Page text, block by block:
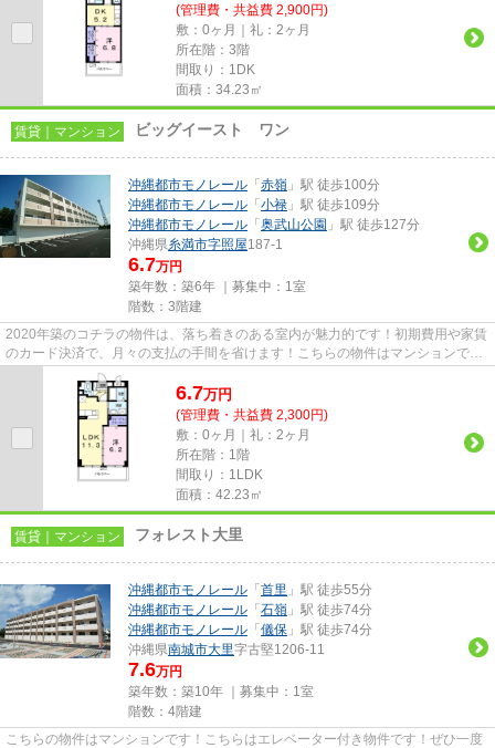
(管理費・共益費 2,900円)
敷：0ヶ月｜礼：2ヶ月
所在階：3階
間取り：1DK
面積：34.23㎡
賃貸｜マンション ビッグイースト ワン
沖縄都市モノレール 「 赤嶺 」駅 徒歩100分
沖縄都市モノレール 「 小禄 」駅 徒歩109分
沖縄都市モノレール 「 奥武山公園 」駅 徒歩127分
沖縄県糸満市字照屋187-1
6.7万円
築年数：築6年 ｜募集中： 1室
階数：3階建
2020年築のコチラの物件は、落ち着きのある室内が魅力的です！初期費用や家賃
のカード決済で、月々の支払の手間を省けます！こちらの物件はマンションで
す！当社イチオシの物件の「ビ...
6.7万円
(管理費・共益費 2,300円)
敷：0ヶ月｜礼：2ヶ月
所在階：1階
間取り：1LDK
面積：42.23㎡
賃貸｜マンション フォレスト大里
沖縄都市モノレール 「 首里 」駅 徒歩55分
沖縄都市モノレール 「 石嶺 」駅 徒歩74分
沖縄都市モノレール 「 儀保 」駅 徒歩74分
沖縄県南城市大里字古堅1206-11
7.6万円
築年数：築10年 ｜募集中： 1室
階数：4階建
こちらの物件はマンションです！こちらはエレベーター付き物件です！ぜひ一度